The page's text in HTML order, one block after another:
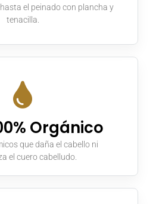
el peinado con plancha y
tenacilla.
Orgánico
que daña el cabello ni
el cuero cabelludo.